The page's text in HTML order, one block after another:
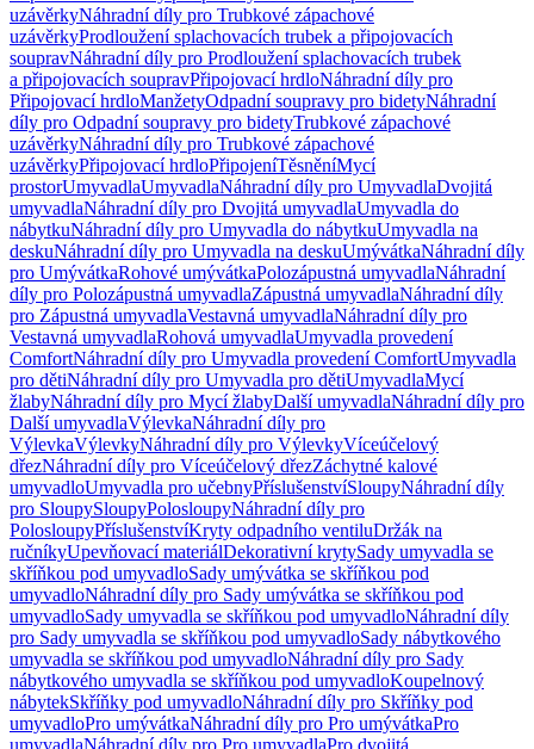
uzávěrkyNáhradní díly pro Trubkové zápachové
uzávěrkyProdloužení splachovacích trubek a připojovacích
soupravNáhradní díly pro Prodloužení splachovacích trubek
a připojovacích soupravPřipojovací hrdloNáhradní díly pro
Připojovací hrdloManžetyOdpadní soupravy pro bidetyNáhradní
díly pro Odpadní soupravy pro bidetyTrubkové zápachové
uzávěrkyNáhradní díly pro Trubkové zápachové
uzávěrkyPřipojovací hrdloPřipojeníTěsněníMycí
prostorUmyvadlaUmyvadlaNáhradní díly pro UmyvadlaDvojitá
umyvadlaNáhradní díly pro Dvojitá umyvadlaUmyvadla do
nábytkuNáhradní díly pro Umyvadla do nábytkuUmyvadla na
deskuNáhradní díly pro Umyvadla na deskuUmývátkaNáhradní díly
pro UmývátkaRohové umývátkaPolozápustná umyvadlaNáhradní
díly pro Polozápustná umyvadlaZápustná umyvadlaNáhradní díly
pro Zápustná umyvadlaVestavná umyvadlaNáhradní díly pro
Vestavná umyvadlaRohová umyvadlaUmyvadla provedení
ComfortNáhradní díly pro Umyvadla provedení ComfortUmyvadla
pro dětiNáhradní díly pro Umyvadla pro dětiUmyvadlaMycí
žlabyNáhradní díly pro Mycí žlabyDalší umyvadlaNáhradní díly pro
Další umyvadlaVýlevkaNáhradní díly pro
VýlevkaVýlevkyNáhradní díly pro VýlevkyVíceúčelový
dřezNáhradní díly pro Víceúčelový dřezZáchytné kalové
umyvadloUmyvadla pro učebnyPříslušenstvíSloupyNáhradní díly
pro SloupySloupyPolosloupyNáhradní díly pro
PolosloupyPříslušenstvíKryty odpadního ventiluDržák na
ručníkyUpevňovací materiálDekorativní krytySady umyvadla se
skříňkou pod umyvadloSady umývátka se skříňkou pod
umyvadloNáhradní díly pro Sady umývátka se skříňkou pod
umyvadloSady umyvadla se skříňkou pod umyvadloNáhradní díly
pro Sady umyvadla se skříňkou pod umyvadloSady nábytkového
umyvadla se skříňkou pod umyvadloNáhradní díly pro Sady
nábytkového umyvadla se skříňkou pod umyvadloKoupelnový
nábytekSkříňky pod umyvadloNáhradní díly pro Skříňky pod
umyvadloPro umývátkaNáhradní díly pro Pro umývátkaPro
umyvadlaNáhradní díly pro Pro umyvadlaPro dvojitá